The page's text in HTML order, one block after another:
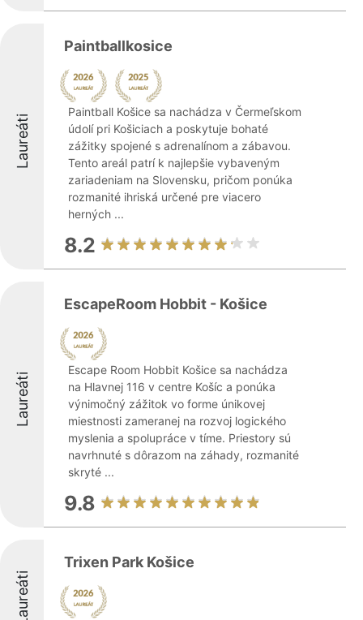
Laureáti
Paintballkosice
Paintball Košice sa nachádza v Čermeľskom
údolí pri Košiciach a poskytuje bohaté
zážitky spojené s adrenalínom a zábavou.
Tento areál patrí k najlepšie vybaveným
zariadeniam na Slovensku, pričom ponúka
rozmanité ihriská určené pre viacero
herných ...
8.2
Laureáti
EscapeRoom Hobbit - Košice
Escape Room Hobbit Košice sa nachádza
na Hlavnej 116 v centre Košíc a ponúka
výnimočný zážitok vo forme únikovej
miestnosti zameranej na rozvoj logického
myslenia a spolupráce v tíme. Priestory sú
navrhnuté s dôrazom na záhady, rozmanité
skryté ...
9.8
Laureáti
Trixen Park Košice